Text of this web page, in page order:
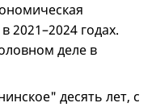
2021–2024 годах.
деле в
десять лет, с